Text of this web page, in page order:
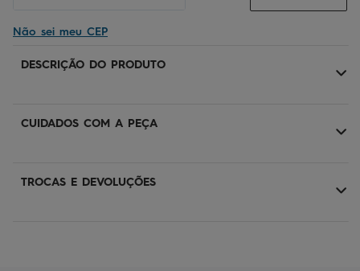
Não sei meu CEP
DESCRIÇÃO DO PRODUTO
CUIDADOS COM A PEÇA
TROCAS E DEVOLUÇÕES